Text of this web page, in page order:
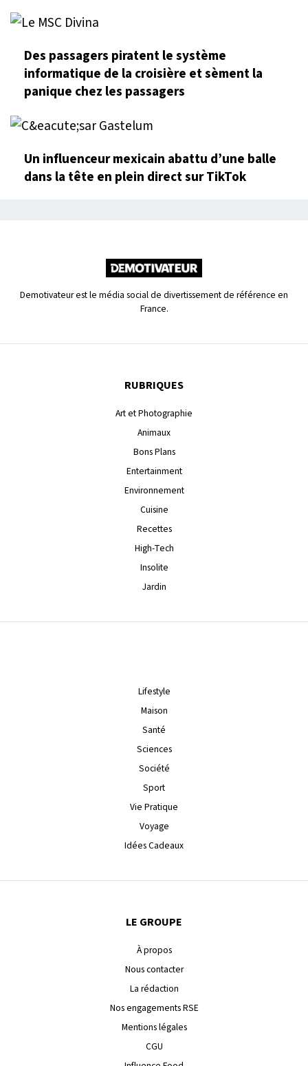
Des passagers piratent le système
informatique de la croisière et sèment la
panique chez les passagers
Un influenceur mexicain abattu d’une balle
dans la tête en plein direct sur TikTok
Demotivateur est le média social de divertissement de référence en
France.
RUBRIQUES
Art et Photographie
Animaux
Bons Plans
Entertainment
Environnement
Cuisine
Recettes
High-Tech
Insolite
Jardin
Lifestyle
Maison
Santé
Sciences
Société
Sport
Vie Pratique
Voyage
Idées Cadeaux
LE GROUPE
À propos
Nous contacter
La rédaction
Nos engagements RSE
Mentions légales
CGU